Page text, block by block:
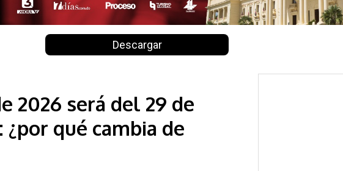
Descargar
2026 será del 29 de
qué cambia de